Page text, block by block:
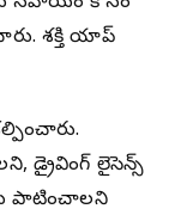
శక్తి యాప్
డ్రైవింగ్ లైసెన్స్
పాటించాలని